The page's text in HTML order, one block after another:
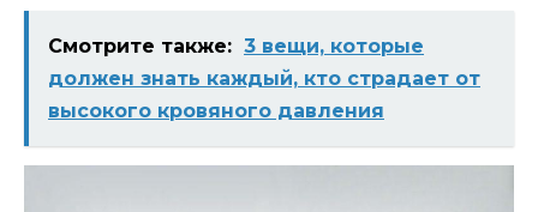
Смотрите также: 3 вещи, которые
должен знать каждый, кто страдает от
высокого кровяного давления